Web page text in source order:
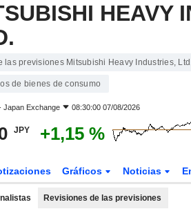
HEAVY
las previsiones Mitsubishi Heavy Industries,
de bienes de consumo
Japan Exchange 08:30:00 07/08/2026
JPY +1,15 %
Gráficos Noticias
Revisiones de las previsiones